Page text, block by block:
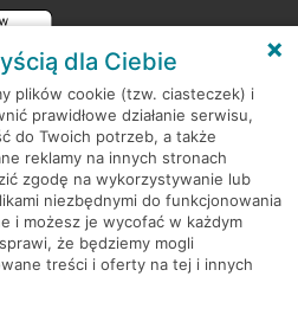
dla Ciebie
plików cookie (tzw. ciasteczek) i
prawidłowe działanie serwisu,
do Twoich potrzeb, a także
reklamy na innych stronach
zgodę na wykorzystywanie lub
niezbędnymi do funkcjonowania
i możesz je wycofać w każdym
że będziemy mogli
treści i oferty na tej i innych